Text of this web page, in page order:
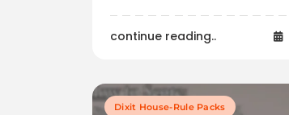
continue reading..
Dixit House-Rule Packs